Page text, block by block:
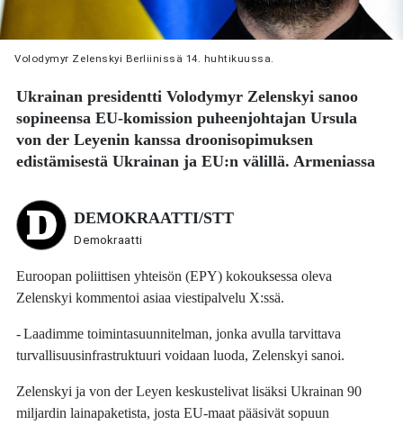
Volodymyr Zelenskyi Berliinissä 14. huhtikuussa.
Ukrainan presidenttiVolodymyr Zelenskyi sanoo
sopineensa EU-komission puheenjohtajanUrsula
von der Leyenin kanssa droonisopimuksen
edistämisestä Ukrainan ja EU:n välillä. Armeniassa
DEMOKRAATTI/STT
Demokraatti
Euroopan poliittisen yhteisön (EPY) kokouksessa oleva
Zelenskyi kommentoi asiaa viestipalvelu X:ssä.
- Laadimme toimintasuunnitelman, jonka avulla tarvittava
turvallisuusinfrastruktuuri voidaan luoda, Zelenskyi sanoi.
Zelenskyi ja von der Leyen keskustelivat lisäksi Ukrainan 90
miljardin lainapaketista, josta EU-maat pääsivät sopuun